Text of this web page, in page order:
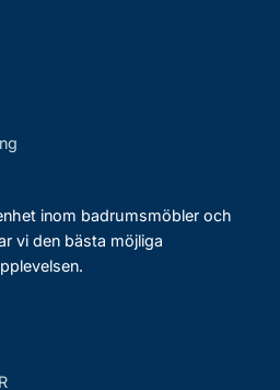
inom badrumsmöbler och
vi den bästa möjliga